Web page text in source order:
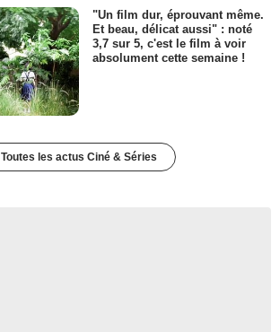
"Un film dur, éprouvant même.
Et beau, délicat aussi" : noté
3,7 sur 5, c'est le film à voir
absolument cette semaine !
Toutes les actus Ciné & Séries